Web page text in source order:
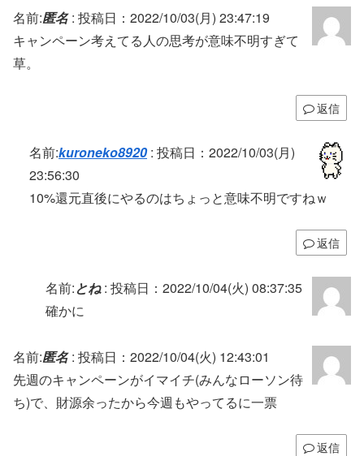
名前:匿名: 投稿日：2022/10/03(月) 23:47:19
キャンペーン考えてる人の思考が意味不明すぎて
草。
返信
名前:kuroneko8920: 投稿日：2022/10/03(月)
23:56:30
10%還元直後にやるのはちょっと意味不明ですねｗ
返信
名前:とね: 投稿日：2022/10/04(火) 08:37:35
確かに
名前:匿名: 投稿日：2022/10/04(火) 12:43:01
先週のキャンペーンがイマイチ(みんなローソン待
ち)で、財源余ったから今週もやってるに一票
返信